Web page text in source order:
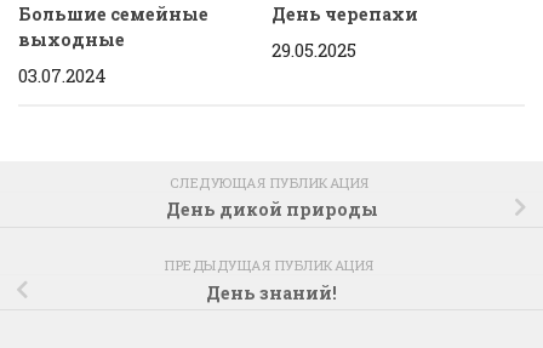
Большие семейные
выходные
03.07.2024
День черепахи
29.05.2025
СЛЕДУЮЩАЯ ПУБЛИКАЦИЯ
День дикой природы
ПРЕДЫДУЩАЯ ПУБЛИКАЦИЯ
День знаний!